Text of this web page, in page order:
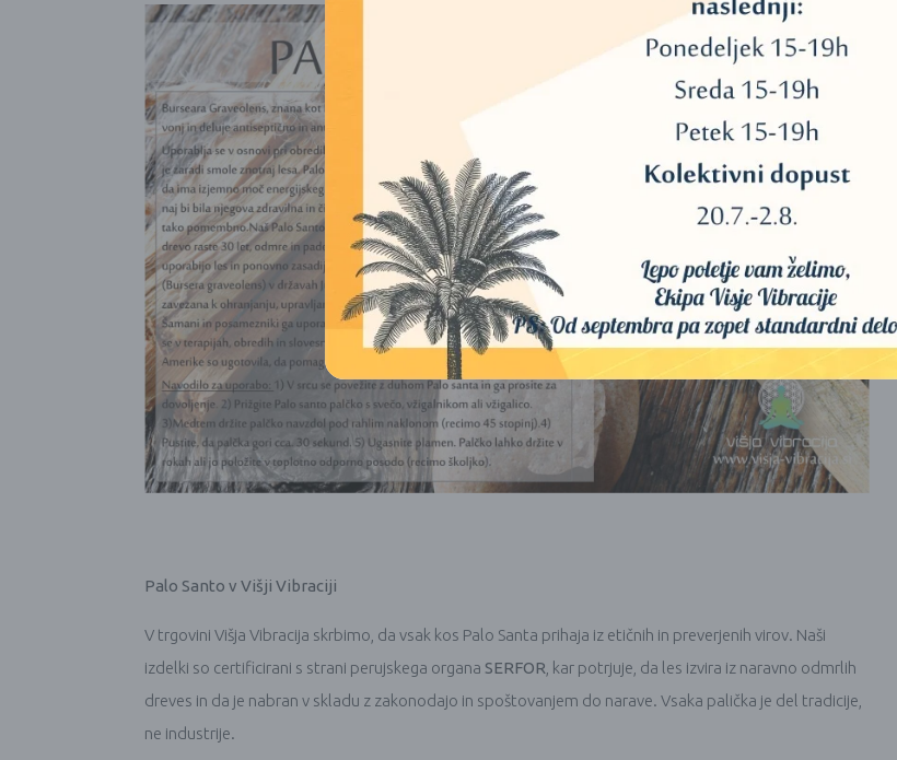
Palo Santo v Višji Vibraciji
V trgovini Višja Vibracija skrbimo, da vsak kos Palo Santa prihaja iz etičnih in preverjenih virov. Naši
izdelki so certificirani s strani perujskega organa SERFOR , kar potrjuje, da les izvira iz naravno odmrlih
dreves in da je nabran v skladu z zakonodajo in spoštovanjem do narave. Vsaka palička je del tradicije,
ne industrije.